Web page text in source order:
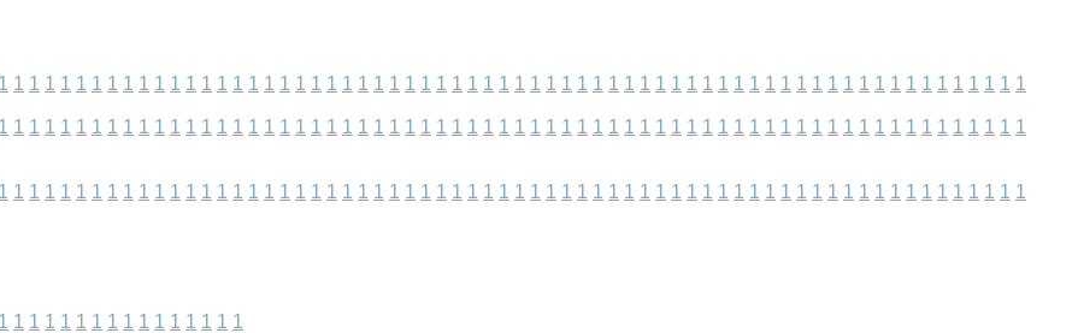
1 1 1 1 1 1 1 1 1 1 1 1 1 1 1 1 1 1 1 1 1 1 1 1 1 1 1 1 1 1 1 1 1 1 1 1 1 1 1 1 1 1 1 1 1 1 1 1 1 1 1 1 1 1 1 1 1 1 1 1 1 1 1 1 1 1
1 1 1 1 1 1 1 1 1 1 1 1 1 1 1 1 1 1 1 1 1 1 1 1 1 1 1 1 1 1 1 1 1 1 1 1 1 1 1 1 1 1 1 1 1 1 1 1 1 1 1 1 1 1 1 1 1 1 1 1 1 1 1 1 1 1
1 1 1 1 1 1 1 1 1 1 1 1 1 1 1 1 1 1 1 1 1 1 1 1 1 1 1 1 1 1 1 1 1 1 1 1 1 1 1 1 1 1 1 1 1 1 1 1 1 1 1 1 1 1 1 1 1 1 1 1 1 1 1 1 1 1
1 1 1 1 1 1 1 1 1 1 1 1 1 1 1 1